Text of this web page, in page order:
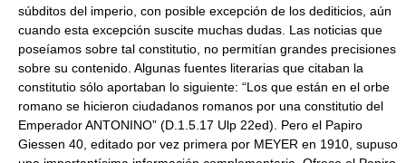
súbditos del imperio, con posible excepción de los dediticios, aún
cuando esta excepción suscite muchas dudas. Las noticias que
poseíamos sobre tal constitutio, no permitían grandes precisiones
sobre su contenido. Algunas fuentes literarias que citaban la
constitutio sólo aportaban lo siguiente: “Los que están en el orbe
romano se hicieron ciudadanos romanos por una constitutio del
Emperador ANTONINO” (D.1.5.17 Ulp 22ed). Pero el Papiro
Giessen 40, editado por vez primera por MEYER en 1910, supuso